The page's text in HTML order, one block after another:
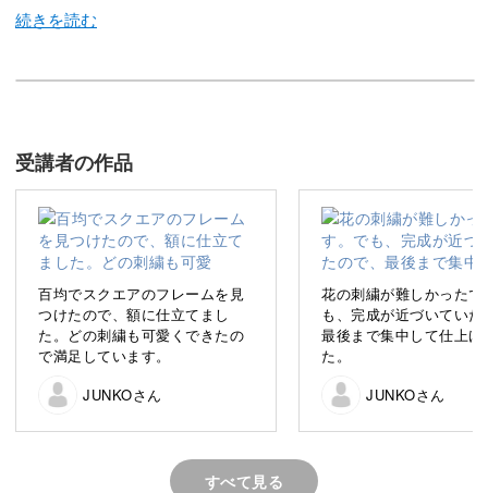
実は昔、ロンドンに３年間ほど住んでいたことがありま
ロンドンバスに乗ったり、美術館を訪れたり、ファブリッ
クショップを巡ったり…
今回は、そんなロンドンでの生活を思い出しながら、素敵
な図案を考えました♪
受講者の作品
百均でスクエアのフレームを見
つけたので、額に仕立てまし
た。どの刺繍も可愛くできたの
で満足しています。
JUNKOさん
花の刺繍が難しかったで
も、完成が近づいていた
最後まで集中して仕上げ
た。
JUNKOさん
すべて見る